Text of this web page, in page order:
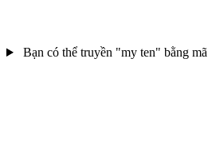
Bạn có thể truyền "my ten" bằng